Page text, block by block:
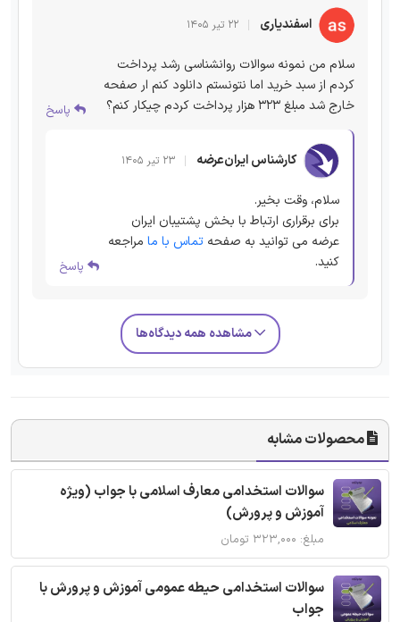
اسفندیاری ۲۲ تیر ۱۴۰۵
سلام من نمونه سوالات روانشناسی رشد پرداخت
کردم از سبد خرید اما نتونستم دانلود کنم ار صفحه
خارج شد مبلغ ۳۲۳ هزار پرداخت کردم چیکار کنم؟
پاسخ
کارشناس ایران‌عرضه ۲۳ تیر ۱۴۰۵
سلام، وقت بخیر.
برای برقراری ارتباط با بخش پشتیبان ایران
عرضه می توانید به صفحه تماس با ما مراجعه
کنید.
پاسخ
مشاهده همه دیدگاه‌ها
محصولات مشابه
سوالات استخدامی معارف اسلامی با جواب (ویژه
آموزش و پرورش)
مبلغ: ۳۲۳,۰۰۰ تومان
سوالات استخدامی حیطه عمومی آموزش و پرورش با
جواب